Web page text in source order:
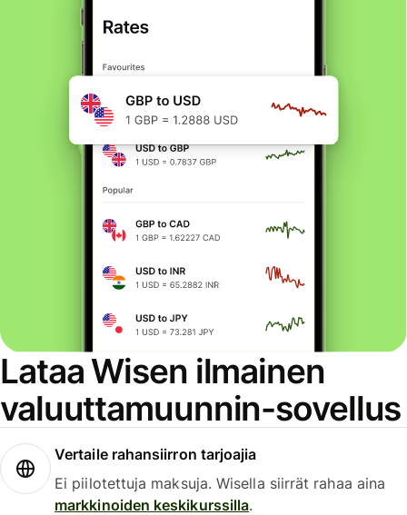
Lataa Wisen ilmainen
valuuttamuunnin-sovellus
Vertaile rahansiirron tarjoajia
Ei piilotettuja maksuja. Wisella siirrät rahaa aina
markkinoiden keskikurssilla.